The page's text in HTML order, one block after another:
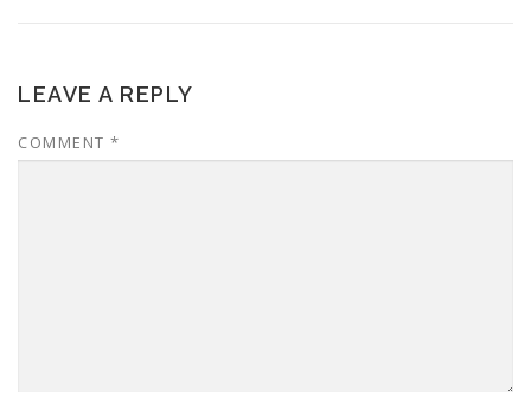
LEAVE A REPLY
COMMENT *